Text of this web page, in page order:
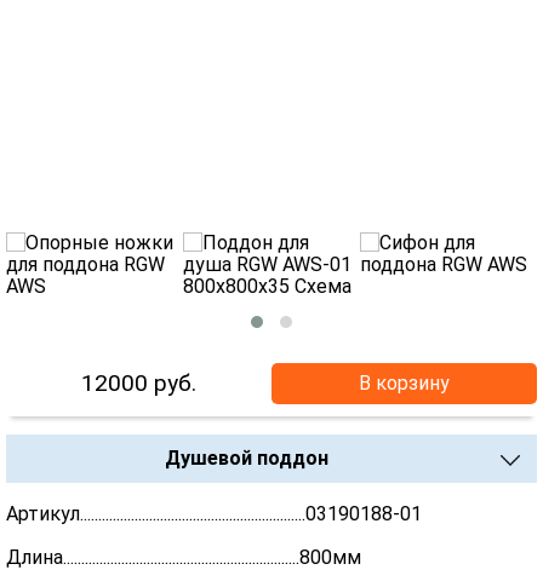
12000 руб. В корзину
Душевой поддон
Артикул..............................................................03190188-01
Длина.................................................................800мм